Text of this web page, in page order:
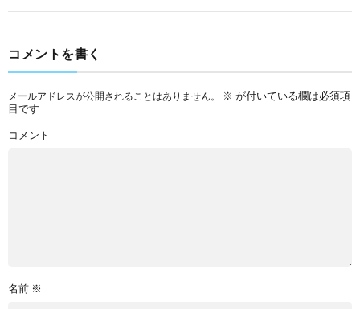
コメントを書く
メールアドレスが公開されることはありません。 ※ が付いている欄は必須項
目です
コメント
名前 ※